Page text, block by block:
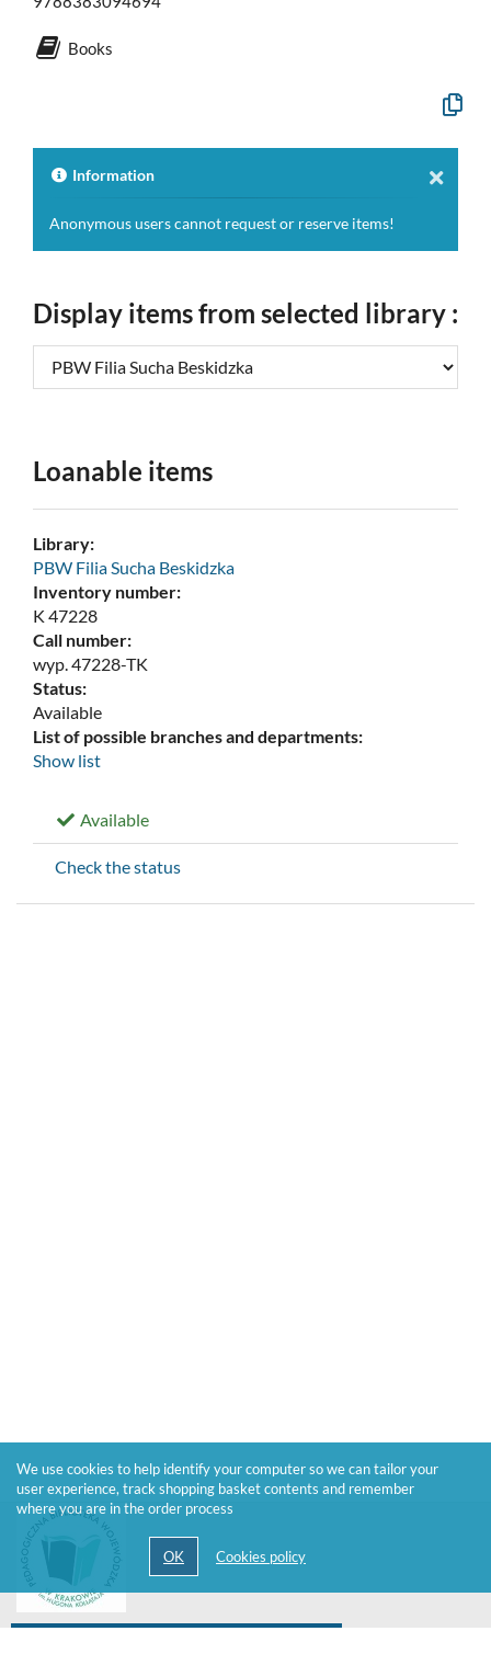
Books
Copy
Information
Anonymous users cannot request or reserve items!
Display items from selected library :
Loanable items
Library:
PBW Filia Sucha Beskidzka
Inventory number:
K 47228
Call number:
wyp. 47228-TK
Status:
Available
List of possible branches and departments:
Show list
Available
Check the status
We use cookies to help identify your computer so we can tailor your
user experience, track shopping basket contents and remember
where you are in the order process